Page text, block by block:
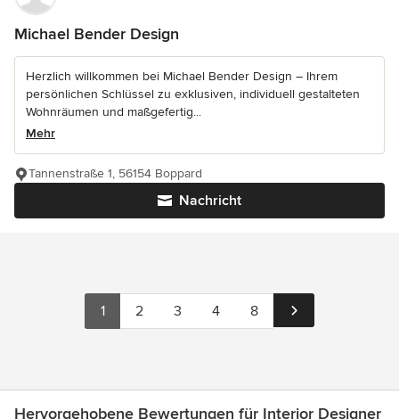
Michael Bender Design
Herzlich willkommen bei Michael Bender Design – Ihrem
persönlichen Schlüssel zu exklusiven, individuell gestalteten
Wohnräumen und maßgefertig...
Mehr
Nachricht
Tannenstraße 1, 56154 Boppard
1 2 3 4 8
Hervorgehobene Bewertungen für Interior Designer